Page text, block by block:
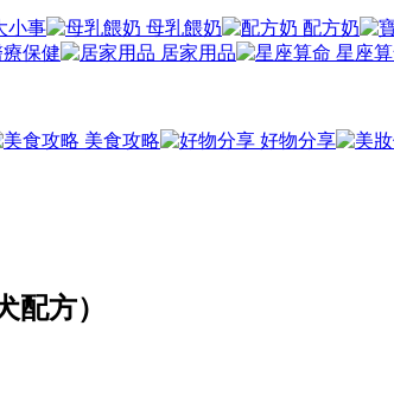
小事 母乳餵奶 配方奶
保健 居家用品 星座
美食攻略 好物分享
配方）